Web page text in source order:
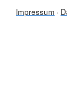
Impressum